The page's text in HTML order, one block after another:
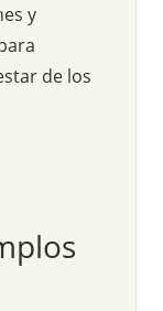
y
de los